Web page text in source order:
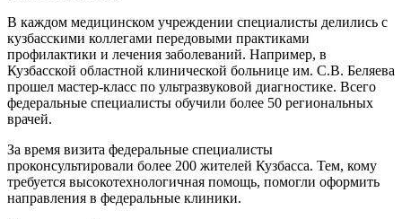
В каждом медицинском учреждении специалисты делились с
кузбасскими коллегами передовыми практиками
профилактики и лечения заболеваний. Например, в
Кузбасской областной клинической больнице им. С.В. Беляева
прошел мастер-класс по ультразвуковой диагностике. Всего
федеральные специалисты обучили более 50 региональных
врачей.
За время визита федеральные специалисты
проконсультировали более 200 жителей Кузбасса. Тем, кому
требуется высокотехнологичная помощь, помогли оформить
направления в федеральные клиники.